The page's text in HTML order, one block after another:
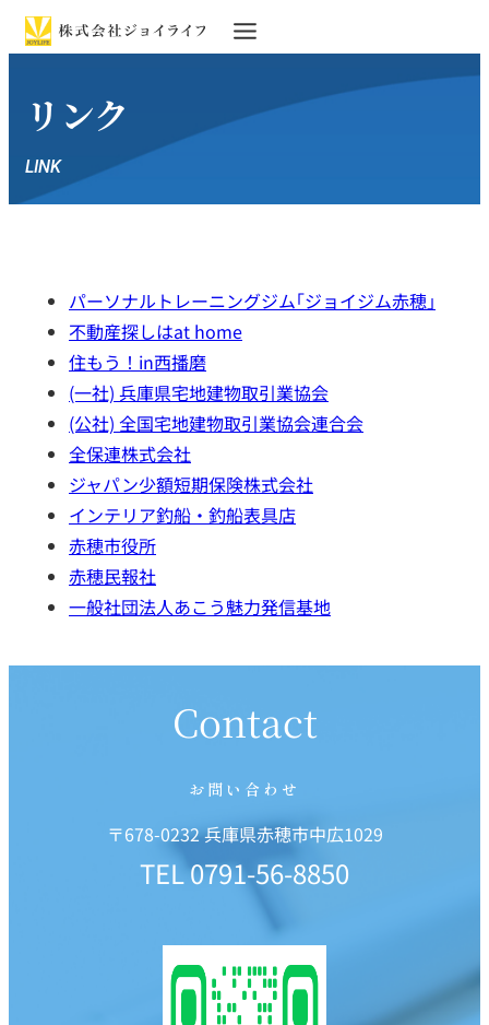
リンク
LINK
パーソナルトレーニングジム｢ジョイジム赤穂｣
不動産探しはat home
住もう！in西播磨
(一社) 兵庫県宅地建物取引業協会
(公社) 全国宅地建物取引業協会連合会
全保連株式会社
ジャパン少額短期保険株式会社
インテリア釣船・釣船表具店
赤穂市役所
赤穂民報社
一般社団法人あこう魅力発信基地
Contact
お問い合わせ
〒678-0232 兵庫県赤穂市中広1029
TEL0791-56-8850